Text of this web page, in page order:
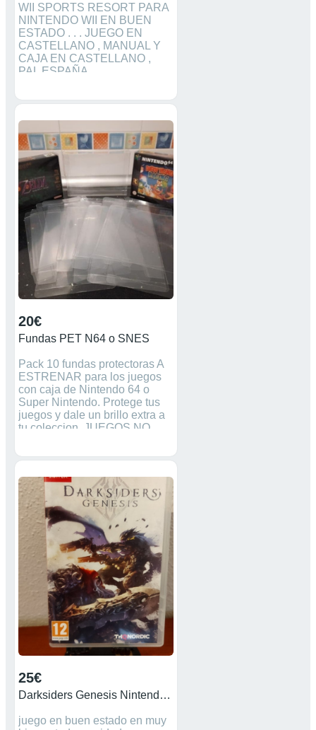
WII SPORTS RESORT PARA
NINTENDO WII EN BUEN
ESTADO . . . JUEGO EN
CASTELLANO , MANUAL Y
CAJA EN CASTELLANO ,
PAL ESPAÑA
20€
Fundas PET N64 o SNES
Pack 10 fundas protectoras A
ESTRENAR para los juegos
con caja de Nintendo 64 o
Super Nintendo. Protege tus
juegos y dale un brillo extra a
tu coleccion. JUEGOS NO
mi perfil sigueme para no
Psx Ps1 Ps2 Ps3 Psp Super
Nintendo 64 Nes Snes N64
Sega Master system
megadrive retro coleccion
juego juegos consola wii
switch
25€
Darksiders Genesis Nintendo switch
juego en buen estado en muy